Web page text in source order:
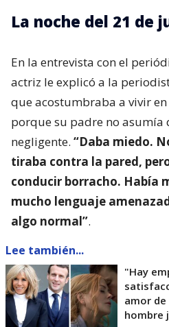
La noche del 21 de
En la entrevista con el
actriz le explicó a la
que acostumbraba a vivir
porque su padre no asumía
negligente. “Daba miedo.
tiraba contra la pared,
conducir borracho. Había
mucho lenguaje
algo normal”.
Lee también...
"Hay
amor
hombre